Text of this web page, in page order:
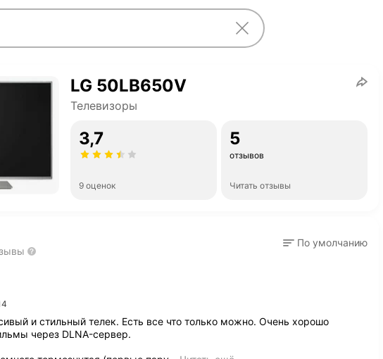
LG 50LB650V
Телевизоры
3,7
9 оценок
5
отзывов
Читать отзывы
По умолчанию
и стильный телек. Есть все что только можно. Очень хорошо
через DLNA-сервер.